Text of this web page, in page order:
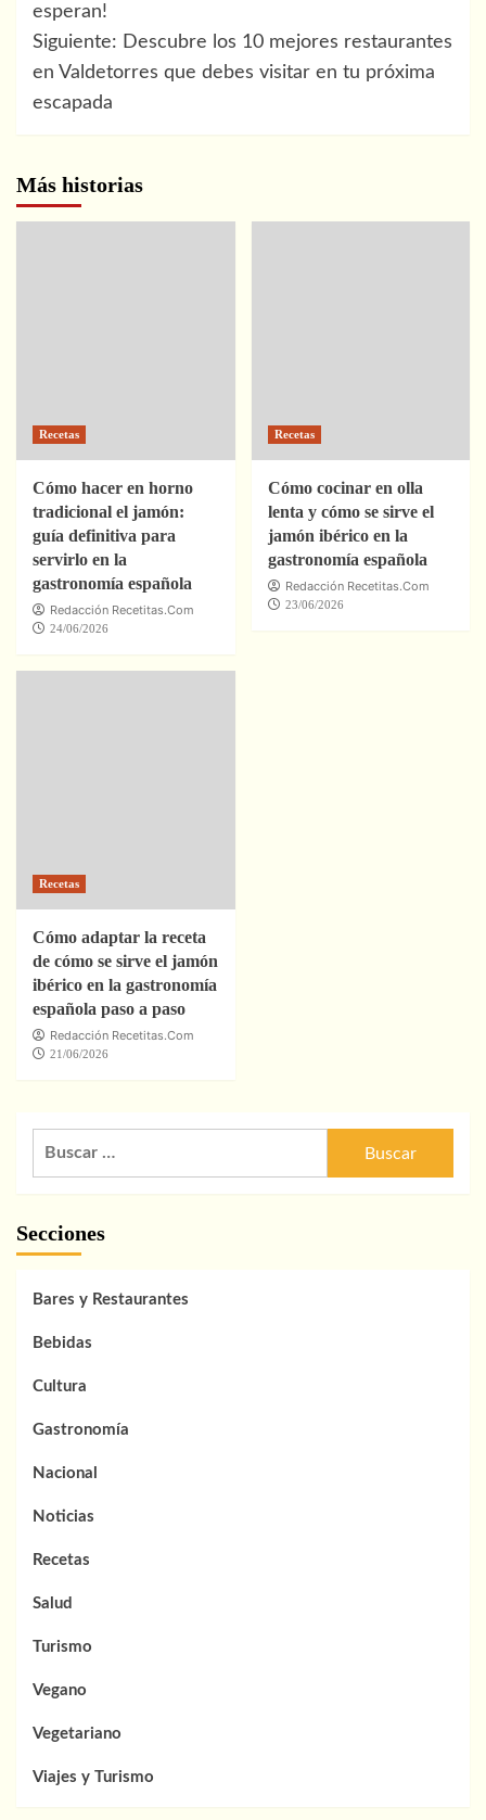
entradas
esperan!
Siguiente: Descubre los 10 mejores restaurantes
en Valdetorres que debes visitar en tu próxima
escapada
Más historias
Recetas
Cómo hacer en horno
tradicional el jamón:
guía definitiva para
servirlo en la
gastronomía española
Redacción Recetitas.Com
24/06/2026
Recetas
Cómo cocinar en olla
lenta y cómo se sirve el
jamón ibérico en la
gastronomía española
Redacción Recetitas.Com
23/06/2026
Recetas
Cómo adaptar la receta
de cómo se sirve el jamón
ibérico en la gastronomía
española paso a paso
Redacción Recetitas.Com
21/06/2026
Secciones
Bares y Restaurantes
Bebidas
Cultura
Gastronomía
Nacional
Noticias
Recetas
Salud
Turismo
Vegano
Vegetariano
Viajes y Turismo